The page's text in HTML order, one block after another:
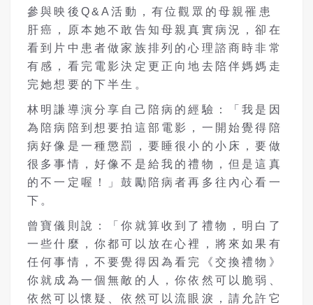
參與映後 Q&A活動，有位觀眾的母親罹患
肝癌，原本她不敢告知母親真實病況，卻在
看到片中患者做家族排列的心理諮商時非常
有感，看完電影決定更正向地去陪伴媽媽走
完她想要的下半生。
林明謙導演分享自己陪病的經驗：「我是因
為陪病陪到想要拍這部電影，一開 始覺得陪
病好像是一種懲罰，要睡很小的小床，要做
很多事情，好像不是給我 的禮物，但是這真
的不一定喔！」鼓勵陪病者再多往內心看一
下。
曾寶儀則說：「你就算收到了禮物，明白了
一些什麼，你都可以放在心裡，將 來如果有
任何事情，不要覺得因為看完《交換禮物》
你就成為一個無敵的人，你依然可以脆弱、
依然可以懷疑、依然可以流眼淚，請允許它